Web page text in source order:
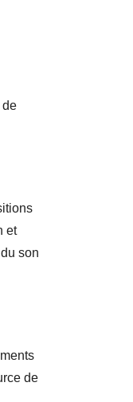
de
et
son
de